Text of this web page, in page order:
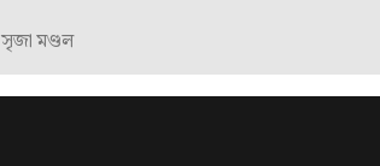
সৃজা মণ্ডল